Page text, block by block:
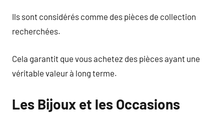
Ils sont considérés comme des pièces de collection
recherchées.
Cela garantit que vous achetez des pièces ayant une
véritable valeur à long terme.
Les Bijoux et les Occasions